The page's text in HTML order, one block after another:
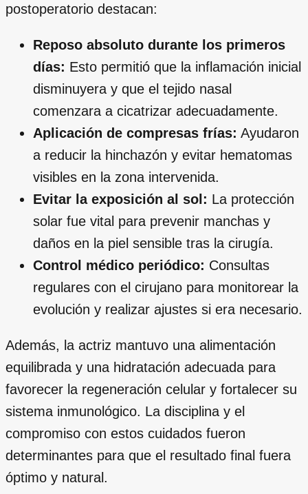
postoperatorio destacan:
Reposo absoluto durante los primeros
días: Esto permitió que la inflamación inicial
disminuyera y que el tejido nasal
comenzara a cicatrizar adecuadamente.
Aplicación de compresas frías: Ayudaron
a reducir la hinchazón y evitar hematomas
visibles en la zona intervenida.
Evitar la exposición al sol: La protección
solar fue vital para prevenir manchas y
daños en la piel sensible tras la cirugía.
Control médico periódico: Consultas
regulares con el cirujano para monitorear la
evolución y realizar ajustes si era necesario.
Además, la actriz mantuvo una alimentación
equilibrada y una hidratación adecuada para
favorecer la regeneración celular y fortalecer su
sistema inmunológico. La disciplina y el
compromiso con estos cuidados fueron
determinantes para que el resultado final fuera
óptimo y natural.